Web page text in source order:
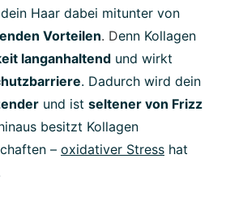
Haar dabei mitunter von
Vorteilen. Denn Kollagen
langanhaltend und wirkt
. Dadurch wird dein
und ist seltener von Frizz
besitzt Kollagen
– oxidativer Stress hat